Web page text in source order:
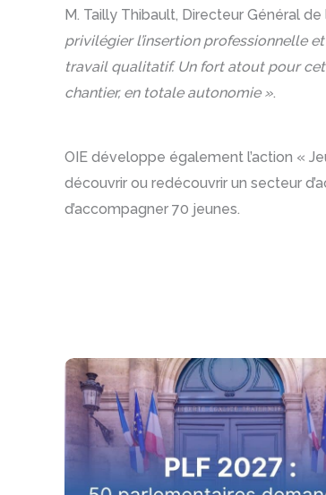
M. Tailly Thibault, Directeur Général
privilégier l’insertion professionnelle
travail qualitatif. Un fort atout pour
chantier, en totale autonomie ».
OIE développe également l’action «
découvrir ou redécouvrir un secteur
d’accompagner 70 jeunes.